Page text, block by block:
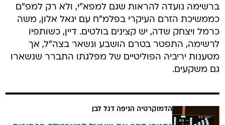
ברשימה נועדה להראות שגם למפא"י, ולא רק למפ"ם
כממשיכת הזרם העיקרי בפלמ"ח עם יגאל אלון, משה
כרמל ויצחק שדה, יש קצינים בולטים. דיין, כשותפיו
לרשימה, התפטר בטרם הושבע ונשאר בצה"ל, אך
מטענות יריביה הפוליטיים של מפלגתו התברר שנשארו
גם משקעים.
הדמוקרטיה הניפה דגל לבן